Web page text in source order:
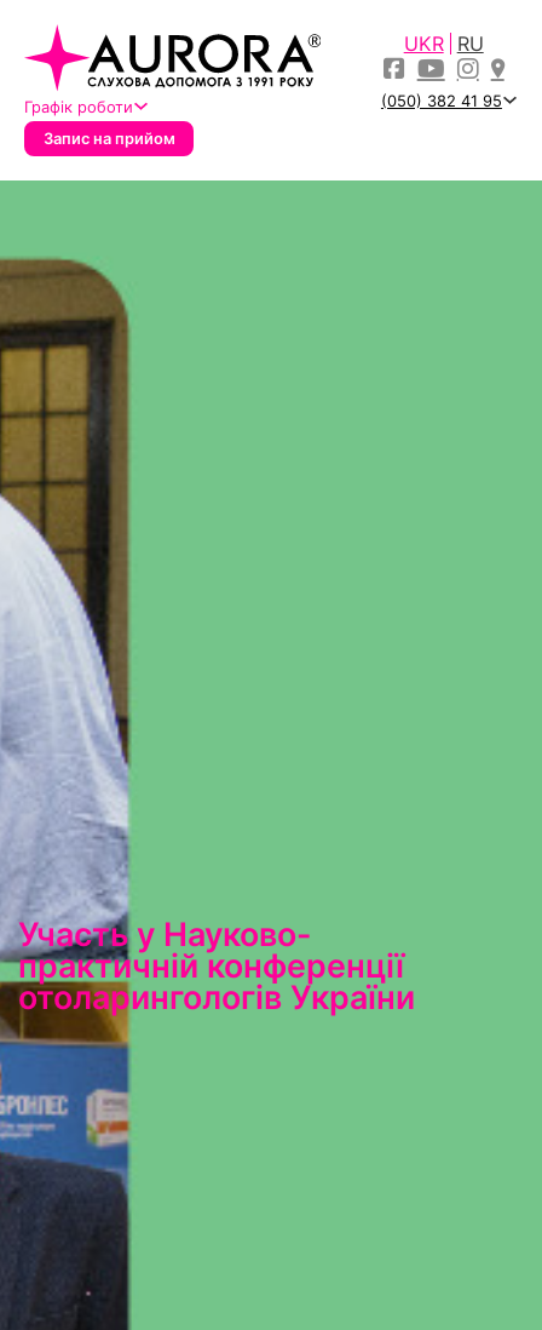
UKR RU
Графік роботи
(050) 382 41 95
Запис на прийом
Участь у Науково-
практичній конференції
отоларингологів України